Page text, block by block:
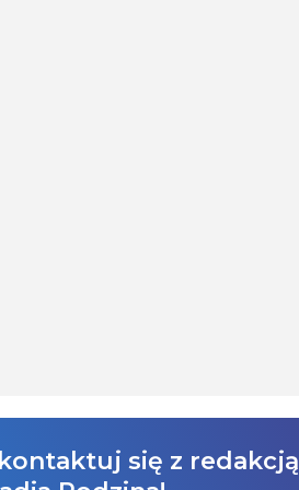
się z redakcją